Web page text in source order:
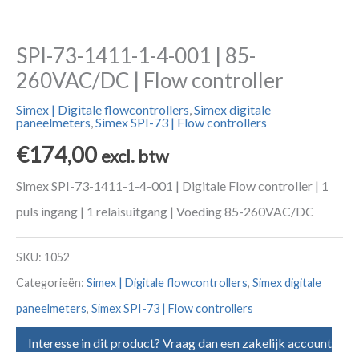
SPI-73-1411-1-4-001 | 85-
260VAC/DC | Flow controller
Simex | Digitale flowcontrollers,Simex digitale
paneelmeters,Simex SPI-73 | Flow controllers
€174,00 excl. btw
Simex SPI-73-1411-1-4-001 | Digitale Flow controller | 1
puls ingang | 1 relaisuitgang | Voeding 85-260VAC/DC
SKU: 1052
Categorieën: Simex | Digitale flowcontrollers, Simex digitale
paneelmeters, Simex SPI-73 | Flow controllers
Interesse in dit product? Vraag dan een zakelijk account